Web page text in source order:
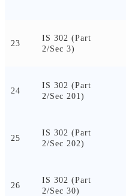
23
IS 302 (Part
2/Sec 3)
24
IS 302 (Part
2/Sec 201)
25
IS 302 (Part
2/Sec 202)
26
IS 302 (Part
2/Sec 30)